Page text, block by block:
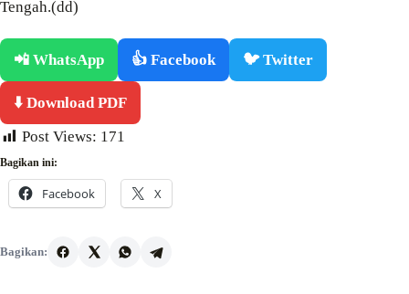
Tengah.(dd)
📲 WhatsApp 👍 Facebook 🐦 Twitter
⬇️ Download PDF
Post Views: 171
Bagikan ini:
Facebook X
Bagikan: